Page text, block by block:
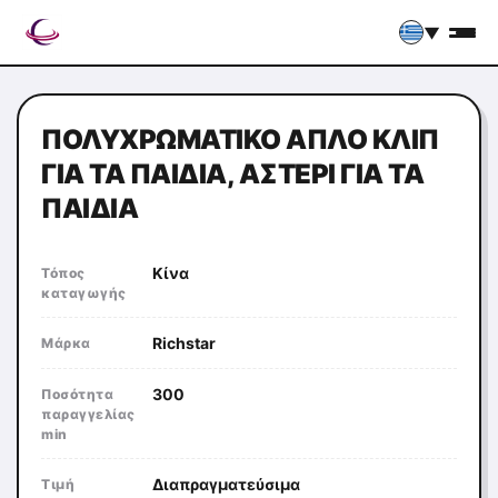
▼
ΠΟΛΥΧΡΩΜΑΤΙΚΌ ΑΠΛΌ ΚΛΙΠ
ΓΙΑ ΤΑ ΠΑΙΔΙΆ, ΑΣΤΈΡΙ ΓΙΑ ΤΑ
ΠΑΙΔΙΆ
Τόπος
καταγωγής
Κίνα
Μάρκα Richstar
Ποσότητα
παραγγελίας
min
300
Τιμή Διαπραγματεύσιμα